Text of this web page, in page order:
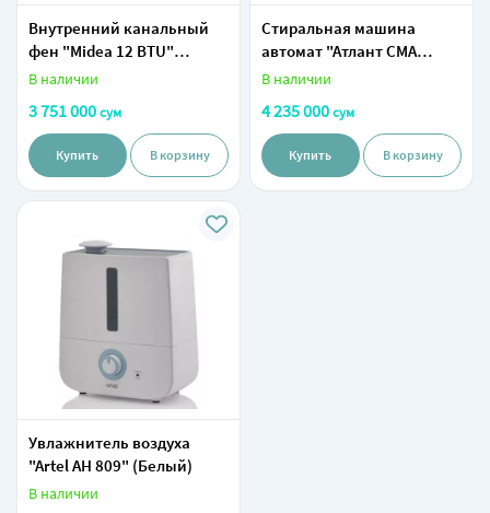
Внутренний канальный
фен "Midea 12 BTU"
(Серый)
В наличии
3 751 000сум
Купить В корзину
Стиральная машина
автомат "Атлант СМА
60У1214-01" (Белая) 6 кг
В наличии
4 235 000сум
Купить В корзину
Увлажнитель воздуха
"Artel AH 809" (Белый)
В наличии